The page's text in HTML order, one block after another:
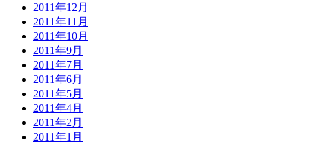
2011年12月
2011年11月
2011年10月
2011年9月
2011年7月
2011年6月
2011年5月
2011年4月
2011年2月
2011年1月